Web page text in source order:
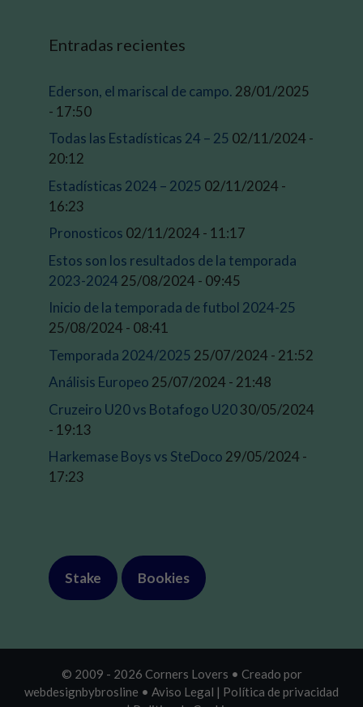
Entradas recientes
Ederson, el mariscal de campo. 28/01/2025
- 17:50
Todas las Estadísticas 24 – 25 02/11/2024 -
20:12
Estadísticas 2024 – 2025 02/11/2024 -
16:23
Pronosticos 02/11/2024 - 11:17
Estos son los resultados de la temporada
2023-2024 25/08/2024 - 09:45
Inicio de la temporada de futbol 2024-25
25/08/2024 - 08:41
Temporada 2024/2025 25/07/2024 - 21:52
Análisis Europeo 25/07/2024 - 21:48
Cruzeiro U20 vs Botafogo U2030/05/2024
- 19:13
Harkemase Boys vs SteDoco 29/05/2024 -
17:23
Stake Bookies
© 2009 - 2026 Corners Lovers • Creado por
webdesignbybrosline • Aviso Legal | Política de privacidad